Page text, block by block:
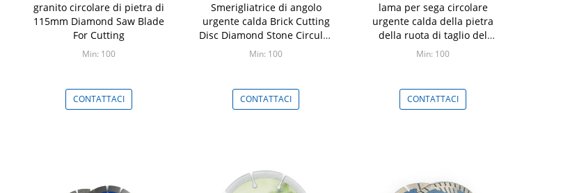
granito circolare di pietra di
115mm Diamond Saw Blade
For Cutting
Min: 100
CONTATTACI
Smerigliatrice di angolo
urgente calda Brick Cutting
Disc Diamond Stone Circular
Saw Blade
Min: 100
CONTATTACI
lama per sega circolare
urgente calda della pietra
della ruota di taglio del
granito 4.5Inch
Min: 100
CONTATTACI